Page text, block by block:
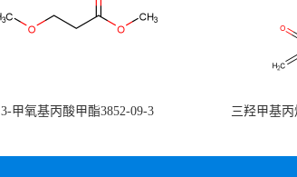
3-甲氧基丙酸甲酯3852-09-3 三羟甲基